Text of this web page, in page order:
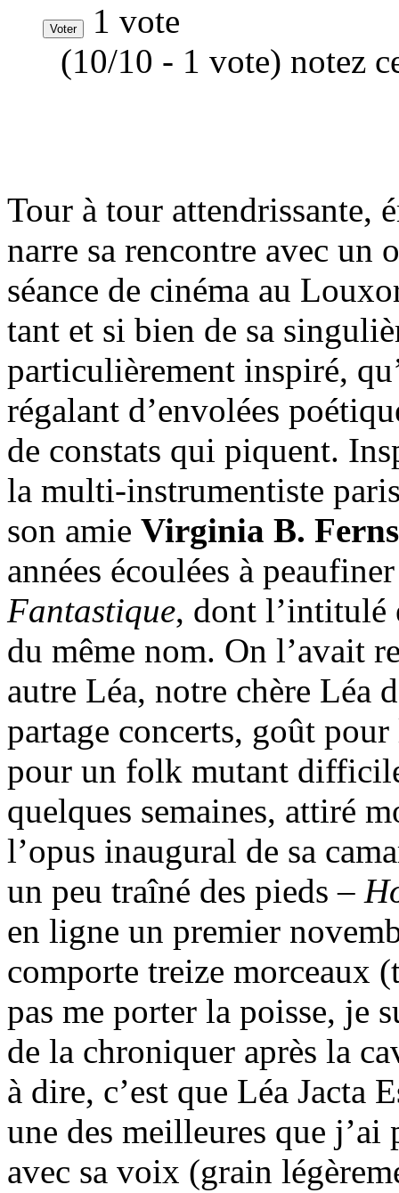
1 vote
(10/10 - 1 vote) notez
Tour à tour attendrissante,
narre sa rencontre avec
séance de cinéma au
tant et si bien de sa
particulièrement inspiré,
régalant d’envolées
de constats qui piquent.
la multi-instrumentiste
son amie Virginia B.
années écoulées à
Fantastique, dont l’intitulé
du même nom. On l’avait
autre Léa, notre chère Léa
partage concerts, goût pour
pour un folk mutant
quelques semaines, attiré
l’opus inaugural de sa
un peu traîné des pieds –
en ligne un premier
comporte treize morceaux
pas me porter la poisse, je
de la chroniquer après la
à dire, c’est que Léa Jacta
une des meilleures que j’ai
avec sa voix (grain